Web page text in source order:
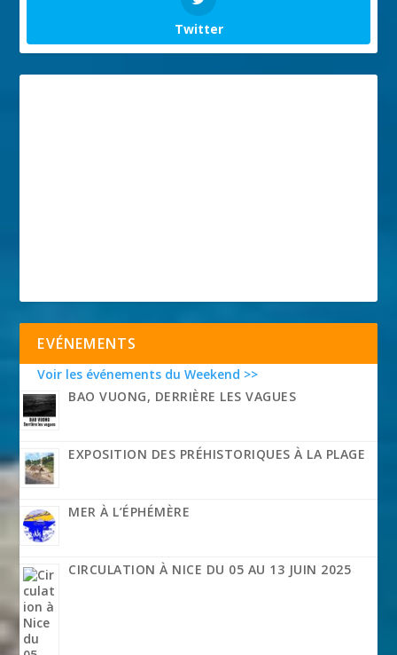
Twitter
EVÉNEMENTS
Voir les événements du Weekend >>
BAO VUONG, DERRIÈRE LES VAGUES
EXPOSITION DES PRÉHISTORIQUES À LA PLAGE
MER À L’ÉPHÉMÈRE
CIRCULATION À NICE DU 05 AU 13 JUIN 2025